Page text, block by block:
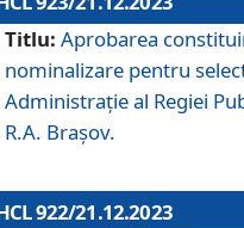
Titlu: Aprobarea
nominalizare pentru
Administrație al Regiei
R.A. Brașov.
922/21.12.2023